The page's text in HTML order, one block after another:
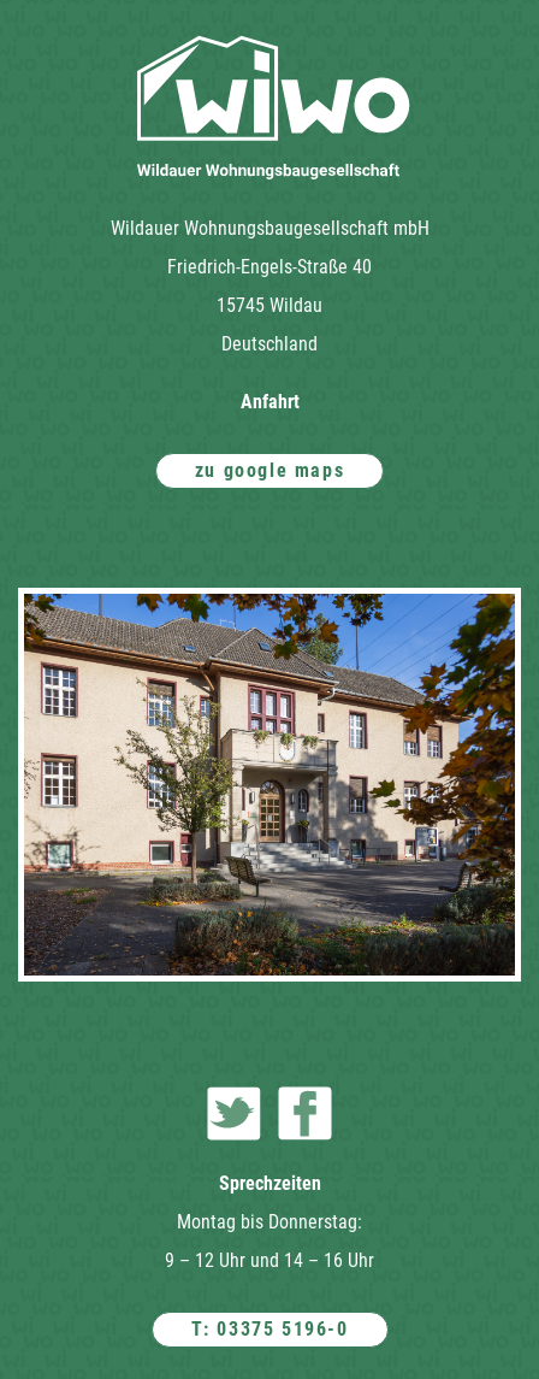
Wildauer Wohnungsbaugesellschaft mbH
Friedrich-Engels-Straße 40
15745 Wildau
Deutschland
Anfahrt
zu google maps
Sprechzeiten
Montag bis Donnerstag:
9 – 12 Uhr und 14 – 16 Uhr
T: 03375 5196-0